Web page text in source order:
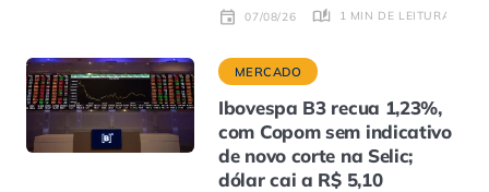
07/08/26 1 MIN DE LEITURA
MERCADO
Ibovespa B3 recua 1,23%,
com Copom sem indicativo
de novo corte na Selic;
dólar cai a R$ 5,10